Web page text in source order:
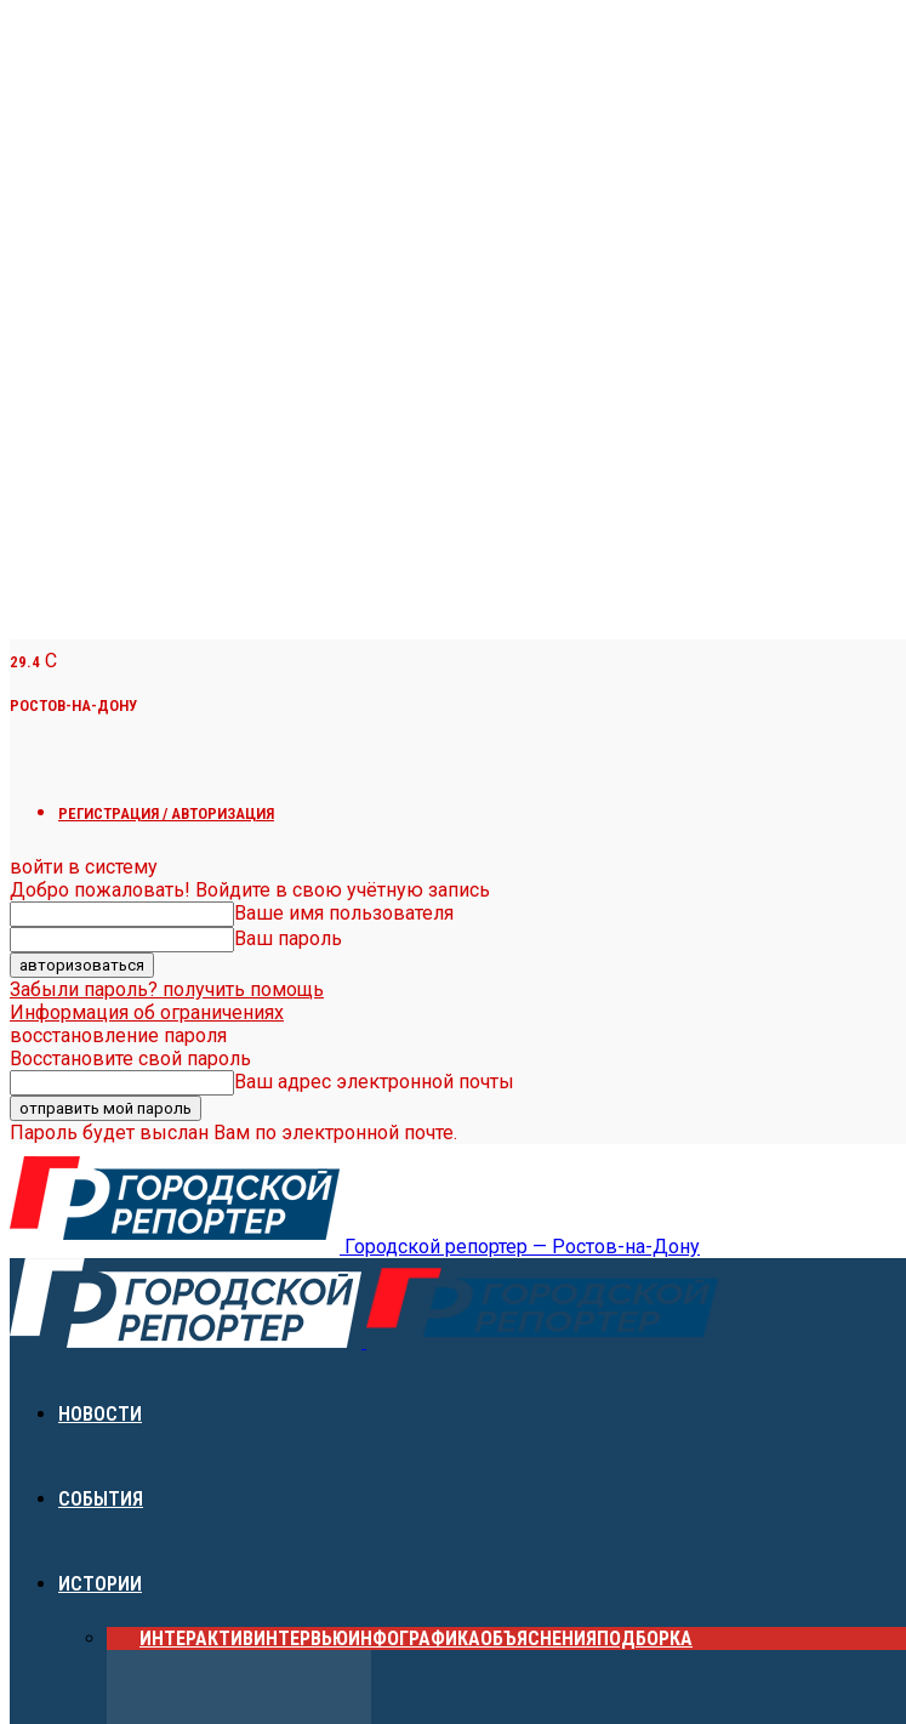
29.4 C
РОСТОВ-НА-ДОНУ
РЕГИСТРАЦИЯ / АВТОРИЗАЦИЯ
войти в систему
Добро пожаловать! Войдите в свою учётную запись
Ваше имя пользователя
Ваш пароль
Забыли пароль? получить помощь
Информация об ограничениях
восстановление пароля
Восстановите свой пароль
Ваш адрес электронной почты
Пароль будет выслан Вам по электронной почте.
Городской репортер — Ростов-на-Дону
НОВОСТИ
СОБЫТИЯ
ИСТОРИИ
ИНТЕРАКТИВИНТЕРВЬЮИНФОГРАФИКАОБЪЯСНЕНИЯПОДБОРКА